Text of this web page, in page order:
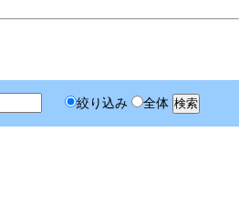
絞り込み 全体